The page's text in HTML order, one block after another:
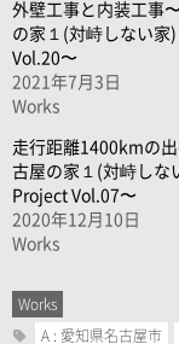
外壁工事と内装工事
の家１(対峙しない家
Vol.20〜
2021年7月3日
Works
走行距離1400kmの
古屋の家１(対峙しな
Project Vol.07〜
2020年12月10日
Works
Works
A : 愛知県名古屋市